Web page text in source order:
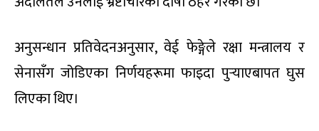
अनुसन्धान प्रतिवेदनअनुसार, वेई फेङ्गेले रक्षा मन्त्रालय र
सेनासँग जोडिएका निर्णयहरूमा फाइदा पुर्‍याएबापत घुस
लिएका थिए।